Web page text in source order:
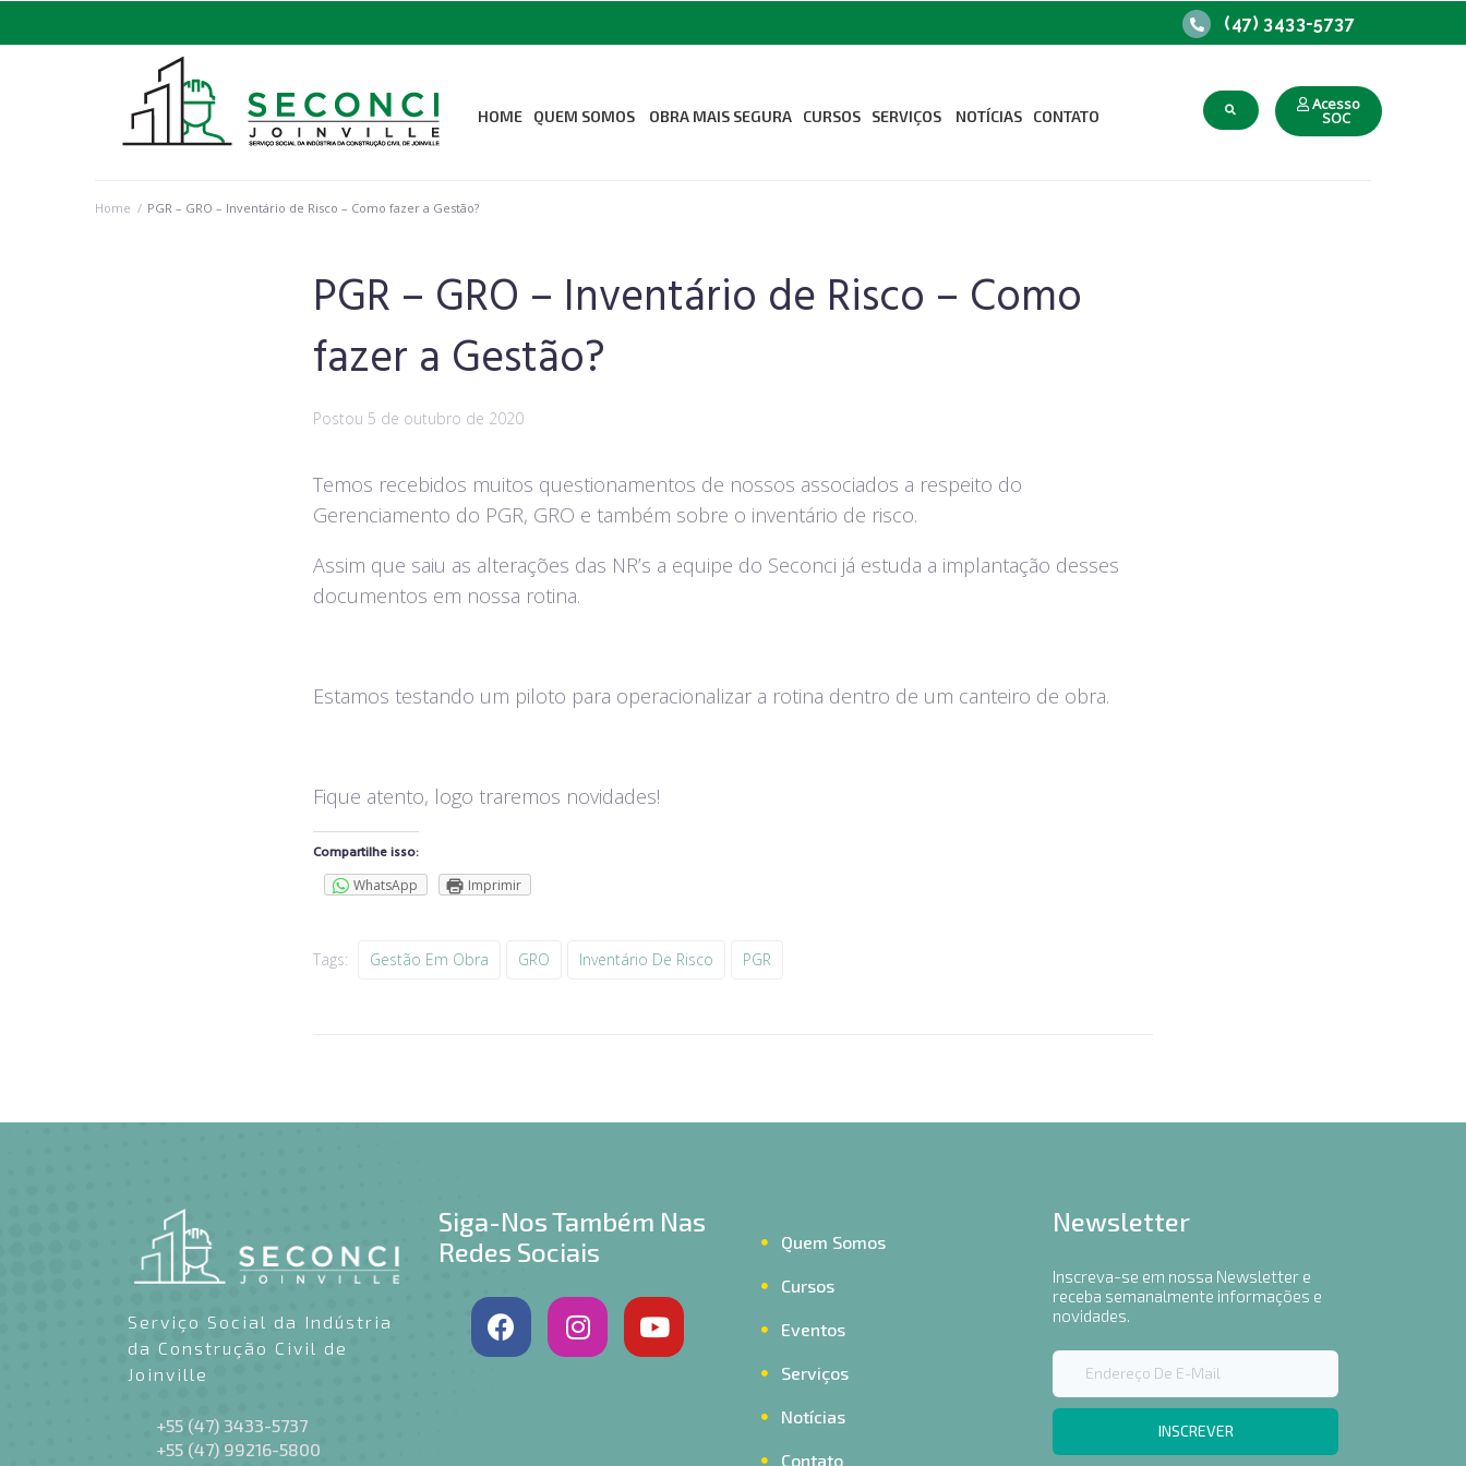
(47) 3433-5737
HOME QUEM SOMOS
Associe-se ao Seconci
OBRA MAIS SEGURA CURSOS SERVIÇOS NOTÍCIAS CONTATO
Acesso
SOC
Home / PGR – GRO – Inventário de Risco – Como fazer a Gestão?
PGR – GRO – Inventário de Risco – Como
fazer a Gestão?
Postou 5 de outubro de 2020
Temos recebidos muitos questionamentos de nossos associados a respeito do
Gerenciamento do PGR, GRO e também sobre o inventário de risco.
Assim que saiu as alterações das NR’s a equipe do Seconci já estuda a implantação desses
documentos em nossa rotina.
Estamos testando um piloto para operacionalizar a rotina dentro de um canteiro de obra.
Fique atento, logo traremos novidades!
Compartilhe isso:
WhatsApp Imprimir
Tags: Gestão Em Obra GRO Inventário De Risco PGR
Serviço Social da Indústria
da Construção Civil de
Joinville
+55 (47) 3433-5737
+55 (47) 99216-5800
Siga-Nos Também Nas
Redes Sociais
Quem Somos
Cursos
Eventos
Serviços
Notícias
Contato
Newsletter
Inscreva-se em nossa Newsletter e
receba semanalmente informações e
novidades.
INSCREVER